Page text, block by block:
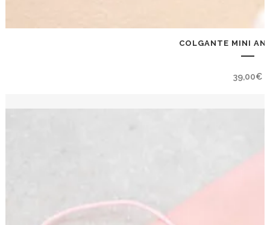
COLGANTE MINI
39,00€